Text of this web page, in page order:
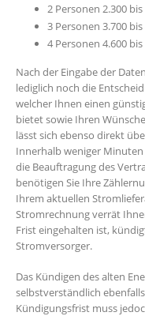
2 Personen 2.300
3 Personen 3.700
4 Personen 4.600
Nach der Eingabe der
lediglich noch die
welcher Ihnen einen
bietet sowie Ihren
lässt sich ebenso direkt
Innerhalb weniger
die Beauftragung des
benötigen Sie Ihre
Ihrem aktuellen
Stromrechnung verrät
Frist eingehalten ist,
Stromversorger.
Das Kündigen des alten
selbstverständlich
Kündigungsfrist muss